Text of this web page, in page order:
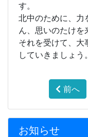
す。
北中のために、力
ん、思いのたけを
それを受けて、大
していきましょう。
前へ
お知らせ